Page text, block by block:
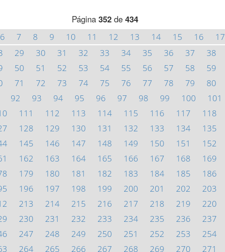
Página 352de 434
6 7 8 9 10 11 12 13 14 15 16 17
29 30 31 32 33 34 35 36 37 38
50 51 52 53 54 55 56 57 58 59
71 72 73 74 75 76 77 78 79 80
92 93 94 95 96 97 98 99 100 101
111 112 113 114 115 116 117 118
128 129 130 131 132 133 134 135
145 146 147 148 149 150 151 152
162 163 164 165 166 167 168 169
179 180 181 182 183 184 185 186
196 197 198 199 200 201 202 203
213 214 215 216 217 218 219 220
230 231 232 233 234 235 236 237
247 248 249 250 251 252 253 254
264 265 266 267 268 269 270 271